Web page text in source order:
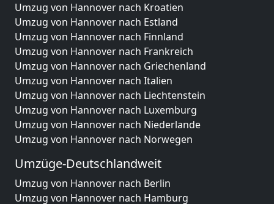
Umzug von Hannover nach Kroatien
Umzug von Hannover nach Estland
Umzug von Hannover nach Finnland
Umzug von Hannover nach Frankreich
Umzug von Hannover nach Griechenland
Umzug von Hannover nach Italien
Umzug von Hannover nach Liechtenstein
Umzug von Hannover nach Luxemburg
Umzug von Hannover nach Niederlande
Umzug von Hannover nach Norwegen
Umzüge-Deutschlandweit
Umzug von Hannover nach Berlin
Umzug von Hannover nach Hamburg